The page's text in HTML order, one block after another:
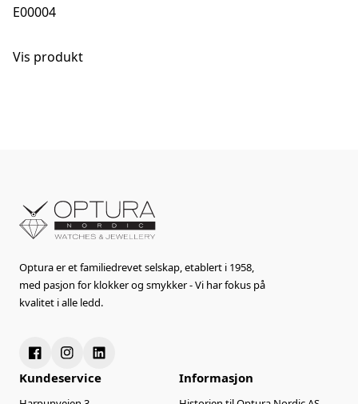
E00004
Vis produkt
Optura er et familiedrevet selskap, etablert i 1958,
med pasjon for klokker og smykker - Vi har fokus på
kvalitet i alle ledd.
Kundeservice Informasjon